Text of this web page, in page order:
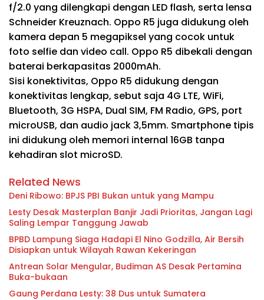
f/2.0 yang dilengkapi dengan LED flash, serta lensa
Schneider Kreuznach. Oppo R5 juga didukung oleh
kamera depan 5 megapiksel yang cocok untuk
foto selfie dan video call. Oppo R5 dibekali dengan
baterai berkapasitas 2000mAh.
Sisi konektivitas, Oppo R5 didukung dengan
konektivitas lengkap, sebut saja 4G LTE, WiFi,
Bluetooth, 3G HSPA, Dual SIM, FM Radio, GPS, port
microUSB, dan audio jack 3,5mm. Smartphone tipis
ini didukung oleh memori internal 16GB tanpa
kehadiran slot microSD.
Related News
Deni Ribowo: BPJS PBI Bukan untuk yang Mampu
Lesty Desak Masterplan Banjir Jadi Prioritas, Jangan Lagi
Saling Lempar Tanggung Jawab
BPBD Lampung Siaga Hadapi El Nino Godzilla, Air Bersih
Disiapkan untuk Wilayah Rawan Kekeringan
Antrean Solar Mengular, Budiman AS Desak Pertamina
Buka-bukaan
Gaung Perdana Lesty: 38 Dus untuk Sumatera